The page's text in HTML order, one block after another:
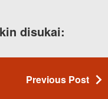
disukai:
Previous Post